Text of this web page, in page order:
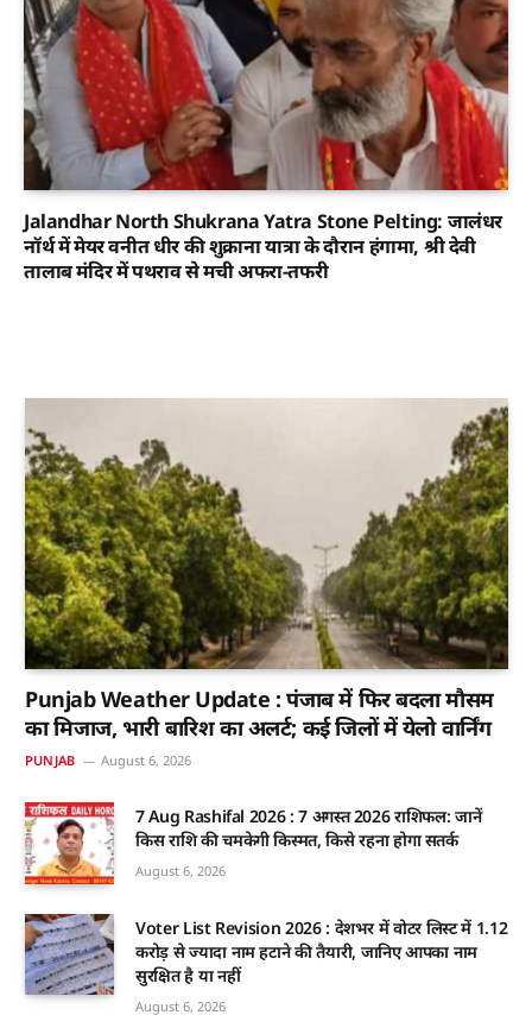
Jalandhar North Shukrana Yatra Stone Pelting: जालंधर
नॉर्थ में मेयर वनीत धीर की शुक्राना यात्रा के दौरान हंगामा, श्री देवी
तालाब मंदिर में पथराव से मची अफरा-तफरी
Punjab Weather Update : पंजाब में फिर बदला मौसम
का मिजाज, भारी बारिश का अलर्ट; कई जिलों में येलो वार्निंग
PUNJAB August 6, 2026
7 Aug Rashifal 2026 : 7 अगस्त 2026 राशिफल: जानें
किस राशि की चमकेगी किस्मत, किसे रहना होगा सतर्क
August 6, 2026
Voter List Revision 2026 : देशभर में वोटर लिस्ट में 1.12
करोड़ से ज्यादा नाम हटाने की तैयारी, जानिए आपका नाम
सुरक्षित है या नहीं
August 6, 2026